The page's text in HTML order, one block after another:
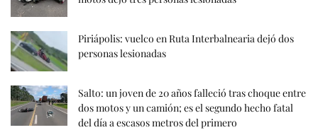
Piriápolis: vuelco en Ruta Interbalnearia dejó dos
personas lesionadas
Salto: un joven de 20 años falleció tras choque entre
dos motos y un camión; es el segundo hecho fatal
del día a escasos metros del primero